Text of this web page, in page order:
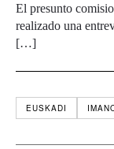
El presunto
realizado una
[…]
EUSKADI